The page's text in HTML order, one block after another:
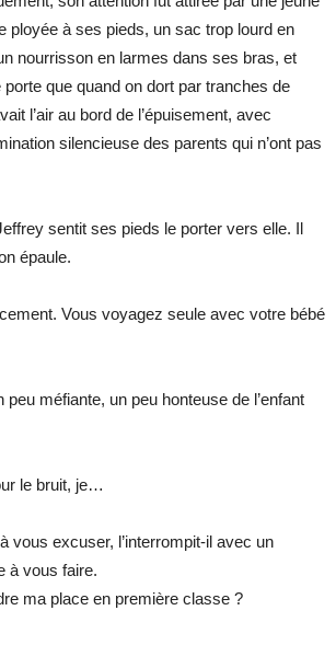
ployée à ses pieds, un sac trop lourd en
nourrisson en larmes dans ses bras, et
porte que quand on dort par tranches de
l’air au bord de l’épuisement, avec
silencieuse des parents qui n’ont pas
sentit ses pieds le porter vers elle. Il
épaule.
Vous voyagez seule avec votre bébé
peu méfiante, un peu honteuse de l’enfant
le bruit, je…
vous excuser, l’interrompit-il avec un
à vous faire.
ma place en première classe ?